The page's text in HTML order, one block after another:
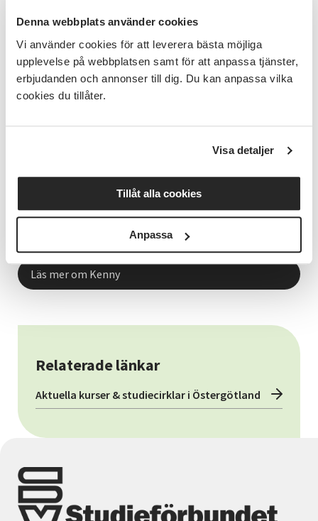
Denna webbplats använder cookies
Vi använder cookies för att leverera bästa möjliga
upplevelse på webbplatsen samt för att anpassa tjänster,
erbjudanden och annonser till dig. Du kan anpassa vilka
cookies du tillåter.
Visa detaljer
Tillåt alla cookies
Anpassa
göra det enkelt för dig att hitta något nära dig.
Klicka dig vidare till de kurser som intresserar dig,
läs mer och anmäl dig:
👉 [Länk till alla höstens kurser]
Vi ses i höst!
Verksamhetsansvarig / Kommunikatör / Webb
Läs mer om Kenny
Relaterade länkar
Aktuella kurser & studiecirklar i Östergötland